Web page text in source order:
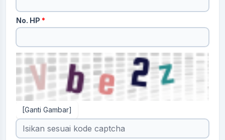
No. HP *
[Ganti Gambar]